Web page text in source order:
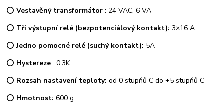
⭕Vestavěný transformátor : 24 VAC, 6 VA
⭕ Tři výstupní relé (bezpotenciálový kontakt): 3×16 A
⭕Jedno pomocné relé (suchý kontakt): 5A
⭕ Hystereze : 0,3K
⭕ Rozsah nastavení teploty: od 0 stupňů C do +5 stupňů C
⭕ Hmotnost: 600 g